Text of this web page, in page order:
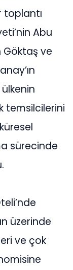
toplantı
Abu
Göktaş ve
temsilcilerini
sürecinde
üzerinde
ve çok